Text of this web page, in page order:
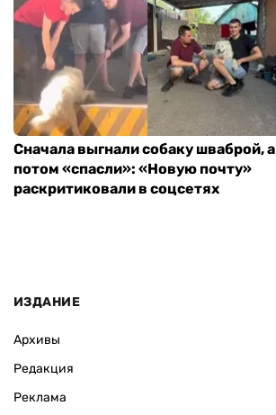
Сначала выгнали собаку шваброй, а
потом «спасли»: «Новую почту»
раскритиковали в соцсетях
ИЗДАНИЕ
Архивы
Редакция
Реклама